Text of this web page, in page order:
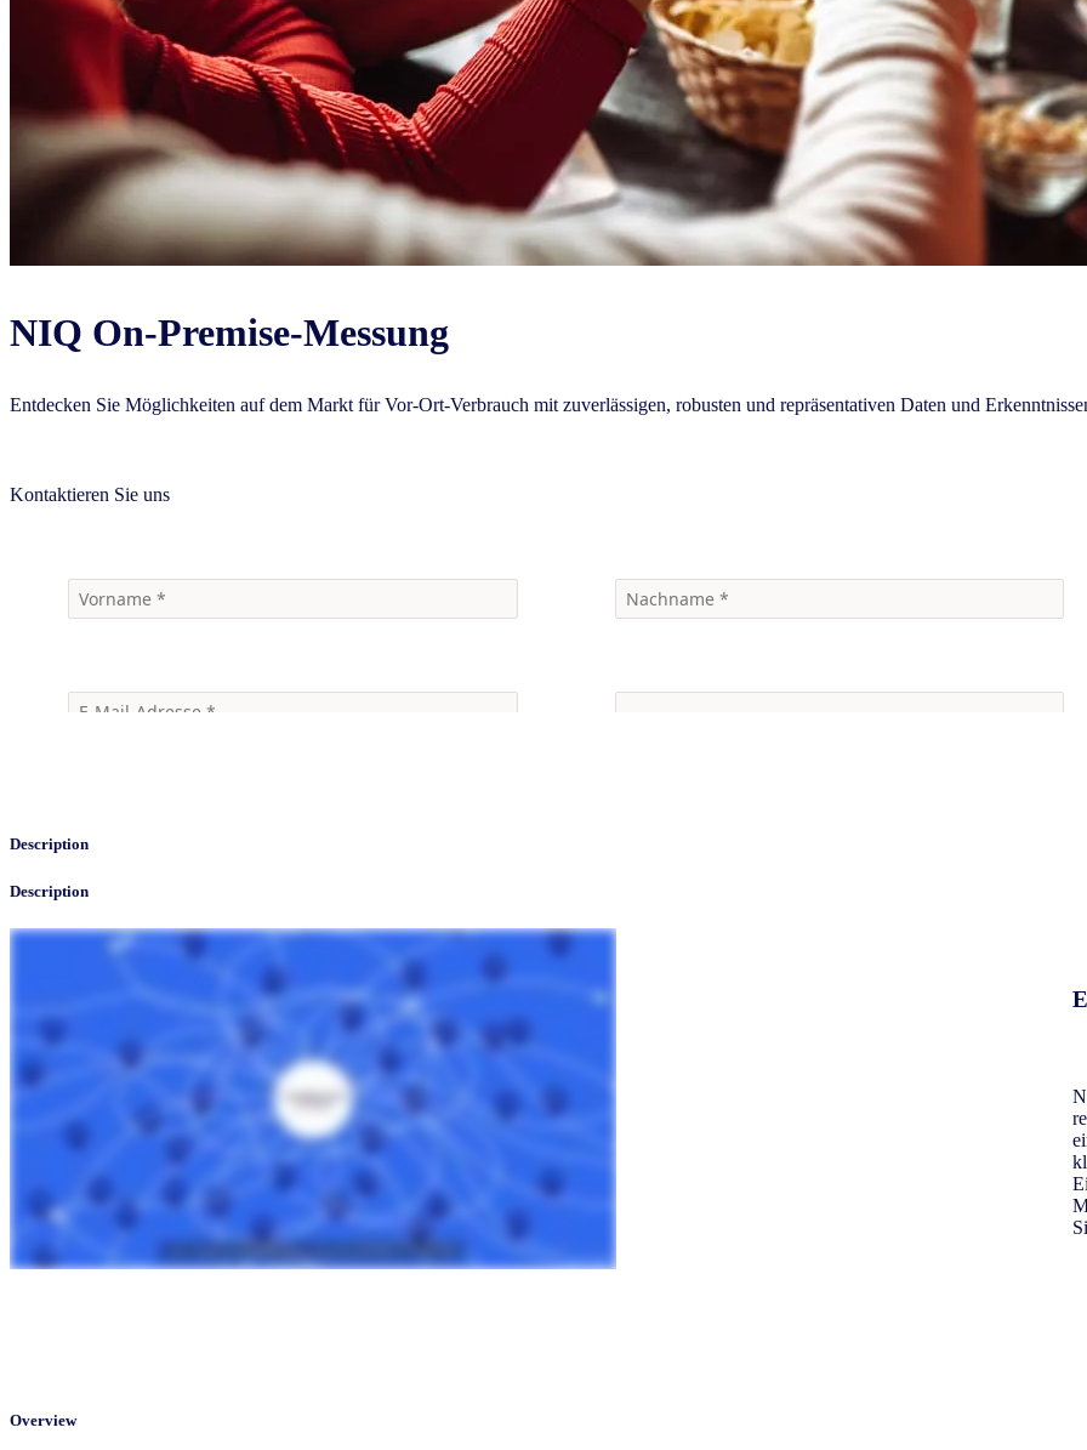
NIQ On-Premise-Messung
Entdecken Sie Möglichkeiten auf dem Markt für Vor-Ort-Verbrauch mit zuverlässigen, robusten und repräsentativen Daten und
Kontaktieren Sie uns
Description
Description
Overview